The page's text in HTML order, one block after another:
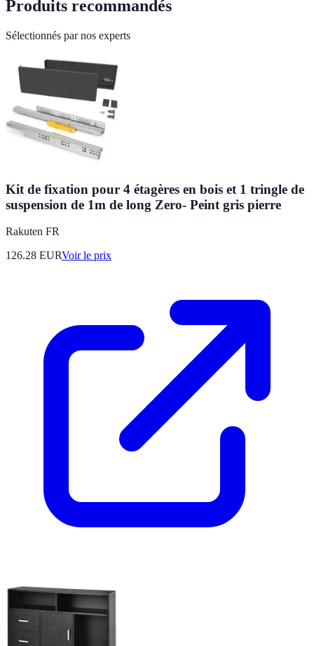
Produits recommandés
Sélectionnés par nos experts
Kit de fixation pour 4 étagères en bois et 1 tringle de
suspension de 1m de long Zero- Peint gris pierre
Rakuten FR
126.28 EURVoir le prix